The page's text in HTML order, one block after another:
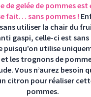
de gelée de pommes
fait… sans pommes !
utiliser la chair du
gaspi, celle-ci est
puisqu’on utilise
les trognons de
Vous n’aurez besoin
citron pour réaliser
pommes.